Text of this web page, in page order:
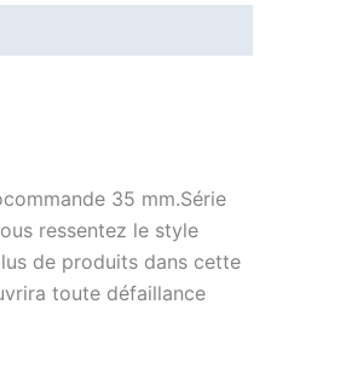
35 mm.Série
ressentez le style
de produits dans cette
toute défaillance